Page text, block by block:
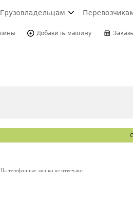
Грузовладельцам
Добавить машину
телефонные звонки не отвечают.